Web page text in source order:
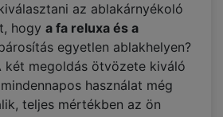
az ablakárnyékoló
hogy a fa reluxa és a
egyetlen ablakhelyen?
két megoldás ötvözete kiváló
használat még
teljes mértékben az ön